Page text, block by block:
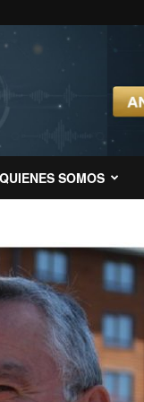
QUIENES SOMOS